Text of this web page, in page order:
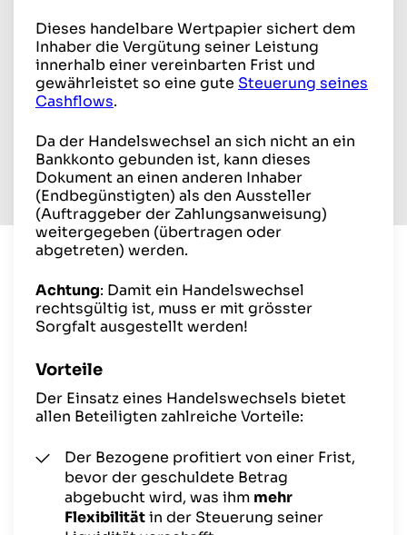
Dieses handelbare Wertpapier sichert dem
Inhaber die Vergütung seiner Leistung
innerhalb einer vereinbarten Frist und
gewährleistet so eine gute Steuerung seines
Cashflows.
Da der Handelswechsel an sich nicht an ein
Bankkonto gebunden ist, kann dieses
Dokument an einen anderen Inhaber
(Endbegünstigten) als den Aussteller
(Auftraggeber der Zahlungsanweisung)
weitergegeben (übertragen oder
abgetreten) werden.
Achtung: Damit ein Handelswechsel
rechtsgültig ist, muss er mit grösster
Sorgfalt ausgestellt werden!
Vorteile
Der Einsatz eines Handelswechsels bietet
allen Beteiligten zahlreiche Vorteile:
Der Bezogene profitiert von einer Frist,
bevor der geschuldete Betrag
abgebucht wird, was ihm mehr
Flexibilitätin der Steuerung seiner